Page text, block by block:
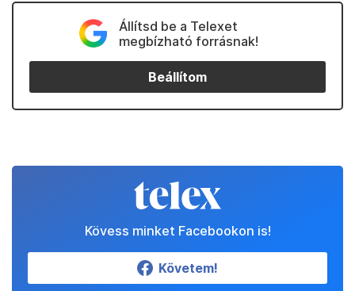
Állítsd be a Telexet
megbízható forrásnak!
Beállítom
Kövess minket Facebookon is!
Követem!